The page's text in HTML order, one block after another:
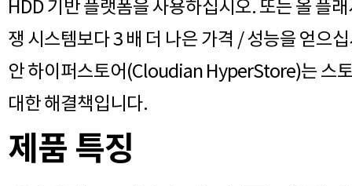
HDD 기반 플랫폼을 사용하십시오. 또는 올 플
쟁 시스템보다 3 배 더 나은 가격 / 성능을 얻으
안 하이퍼스토어(Cloudian HyperStore)는 스
대한 해결책입니다.
제품 특징